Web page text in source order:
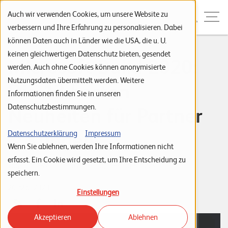
Auch wir verwenden Cookies, um unsere Website zu
verbessern und Ihre Erfahrung zu personalisieren. Dabei
können Daten auch in Länder wie die USA, die u. U.
keinen gleichwertigen Datenschutz bieten, gesendet
werden. Auch ohne Cookies können anonymisierte
Nutzungsdaten übermittelt werden. Weitere
Informationen finden Sie in unseren
Datenschutzbestimmungen.
Datenschutzerklärung
Impressum
Wenn Sie ablehnen, werden Ihre Informationen nicht
erfasst. Ein Cookie wird gesetzt, um Ihre Entscheidung zu
speichern.
Einstellungen
Akzeptieren Ablehnen
Zur Navigation
Zur Suche
Zum Inhalt
Menu
S
t
a
e
i
P
Microsoft Build 2020:
Die 13 besten
Neuheiten für Partner
& Kunden
Tags: News
Software Engineering & Apps
Team Software Engineering